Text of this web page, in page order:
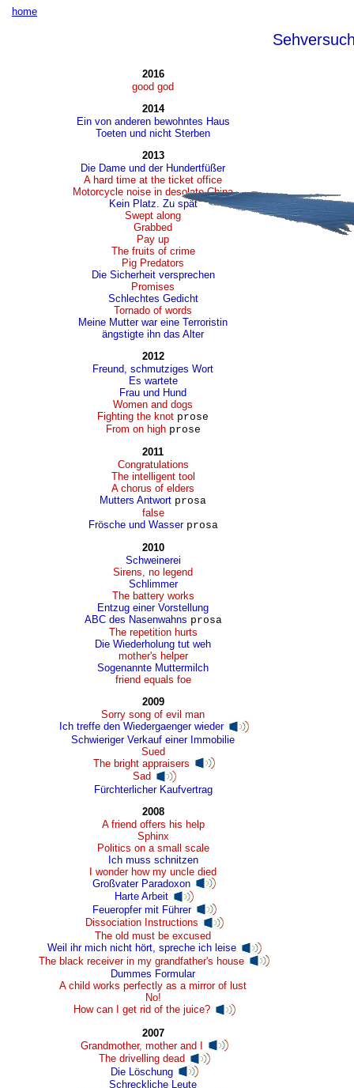
home
2016
good god
2014
Ein von anderen bewohntes Haus
Toeten und nicht Sterben
2013
Die Dame und der Hundertfüßer
A hard time at the ticket office
Motorcycle noise in desolate China
Kein Platz. Zu spät
Swept along
Grabbed
Pay up
The fruits of crime
Pig Predators
Die Sicherheit versprechen
Promises
Schlechtes Gedicht
Tornado of words
Meine Mutter war eine Terroristin
ängstigte ihn das Alter
2012
Freund, schmutziges Wort
Es wartete
Frau und Hund
Women and dogs
Fighting the knot prose
From on high prose
2011
Congratulations
The intelligent tool
A chorus of elders
Mutters Antwort prosa
false
Frösche und Wasser prosa
2010
Schweinerei
Sirens, no legend
Schlimmer
The battery works
Entzug einer Vorstellung
ABC des Nasenwahns prosa
The repetition hurts
Die Wiederholung tut weh
mother's helper
Sogenannte Muttermilch
friend equals foe
2009
Sorry song of evil man
Ich treffe den Wiedergaenger wieder
Schwieriger Verkauf einer Immobilie
Sued
The bright appraisers
Sad
Fürchterlicher Kaufvertrag
2008
A friend offers his help
Sphinx
Politics on a small scale
Ich muss schnitzen
I wonder how my uncle died
Großvater Paradoxon
Harte Arbeit
Feueropfer mit Führer
Dissociation Instructions
The old must be excused
Weil ihr mich nicht hört, spreche ich leise
The black receiver in my grandfather's house
Dummes Formular
A child works perfectly as a mirror of lust
No!
How can I get rid of the juice?
2007
Grandmother, mother and I
The drivelling dead
Die Löschung
Schreckliche Leute